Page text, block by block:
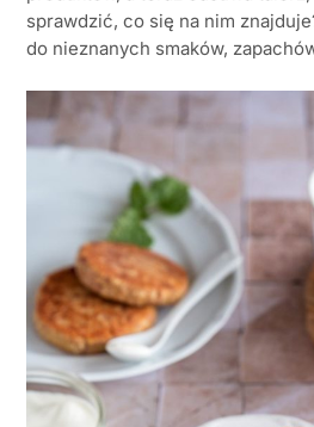
sprawdzić, co się na nim
do nieznanych smaków,